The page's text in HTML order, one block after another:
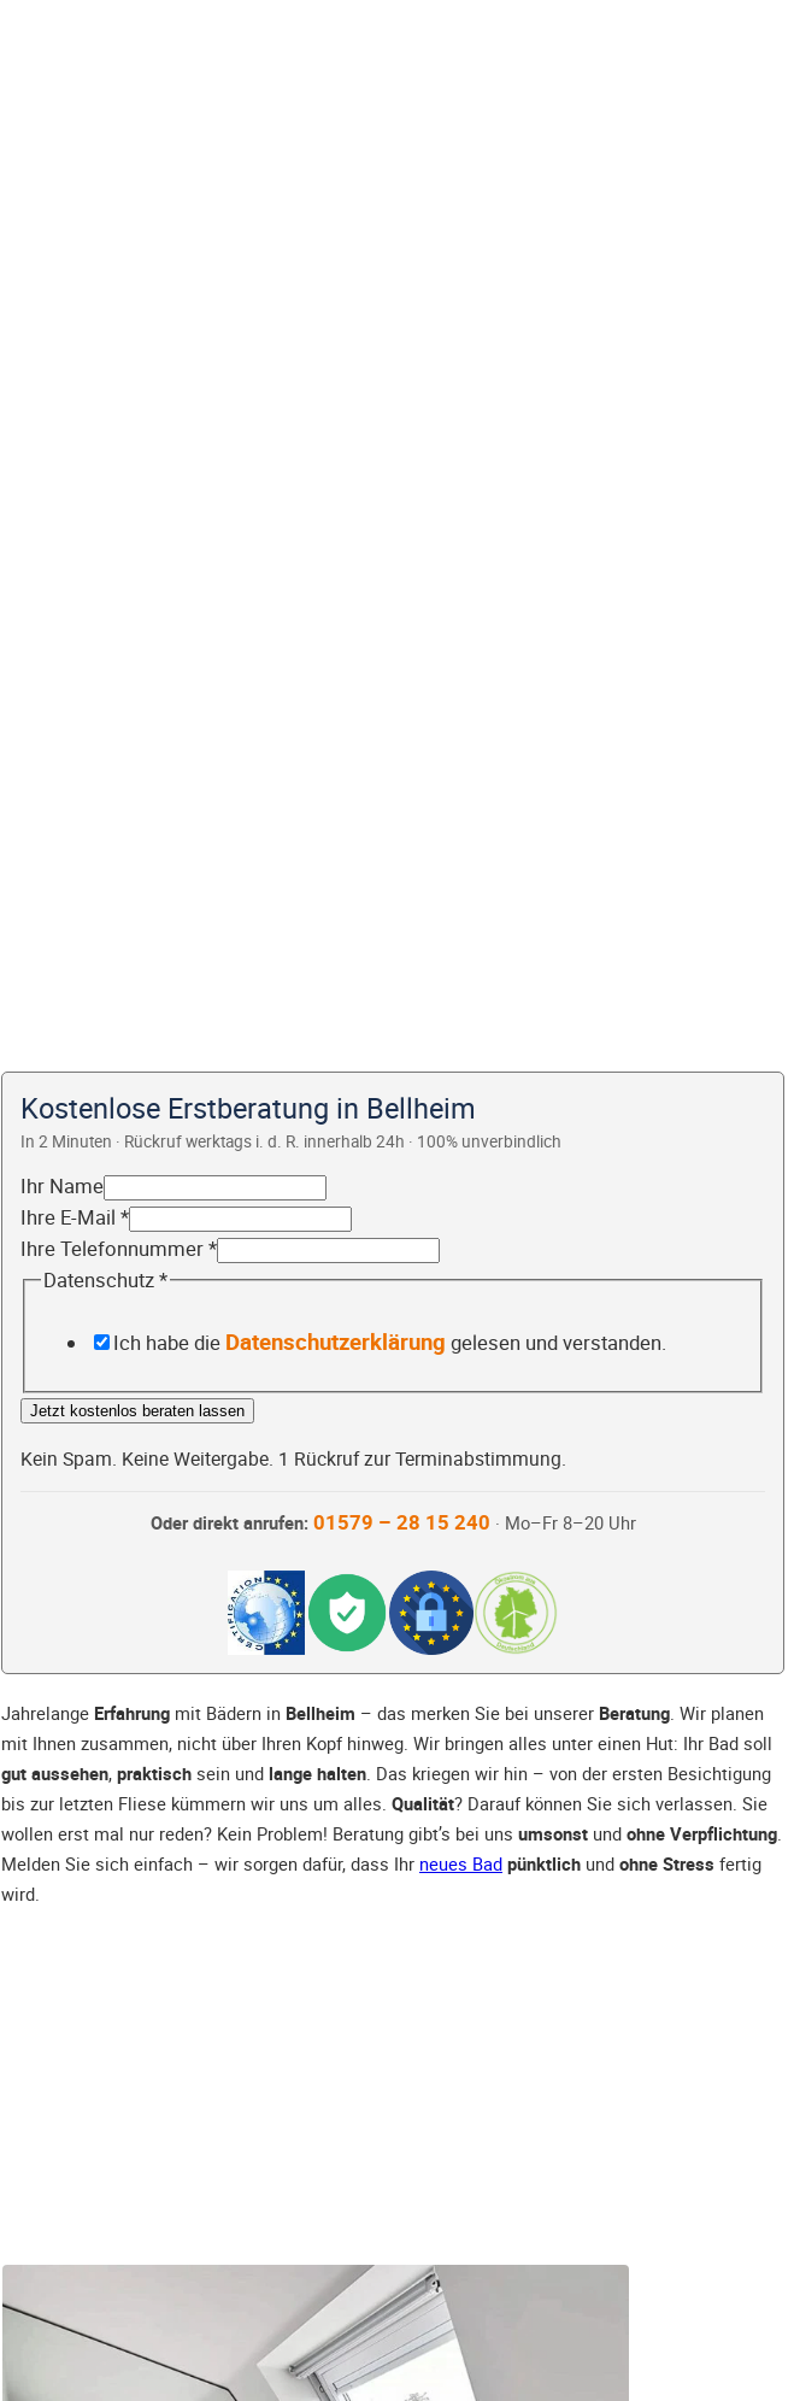
Kostenlose Erstberatung in Bellheim
In 2 Minuten · Rückruf werktags i. d. R. innerhalb 24h · 100% unverbindlich
Ihr Name
Ihre E-Mail *
Ihre Telefonnummer*
Datenschutz*
Ich habe die Datenschutzerklärung gelesen und verstanden.
Jetzt kostenlos beraten lassen
Kein Spam. Keine Weitergabe. 1 Rückruf zur Terminabstimmung.
Oder direkt anrufen: 01579 – 28 15 240 · Mo–Fr 8–20 Uhr
Jahrelange Erfahrung mit Bädern in Bellheim – das merken Sie bei unserer Beratung. Wir planen
mit Ihnen zusammen, nicht über Ihren Kopf hinweg. Wir bringen alles unter einen Hut: Ihr Bad soll
gut aussehen, praktisch sein und lange halten. Das kriegen wir hin – von der ersten Besichtigung
bis zur letzten Fliese kümmern wir uns um alles. Qualität? Darauf können Sie sich verlassen. Sie
wollen erst mal nur reden? Kein Problem! Beratung gibt’s bei uns umsonst und ohne Verpflichtung.
Melden Sie sich einfach – wir sorgen dafür, dass Ihr neues Bad pünktlich und ohne Stress fertig
wird.